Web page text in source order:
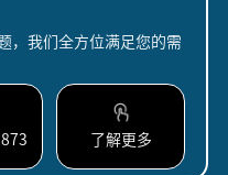
，我们全方位满足您的需
了解更多